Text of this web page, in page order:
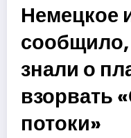
Немецкое
знали о
взорвать
потоки»